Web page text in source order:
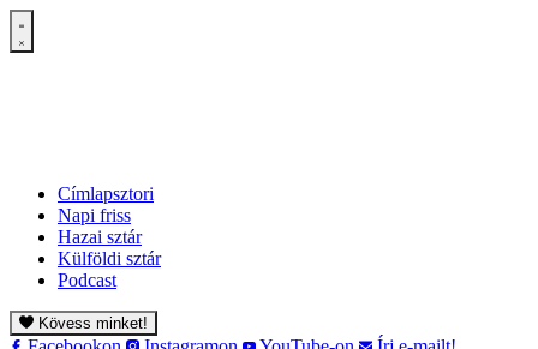
Címlapsztori
Napi friss
Hazai sztár
Külföldi sztár
Podcast
Kövess minket!